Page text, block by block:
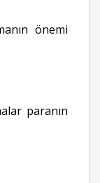
önemi
paranın